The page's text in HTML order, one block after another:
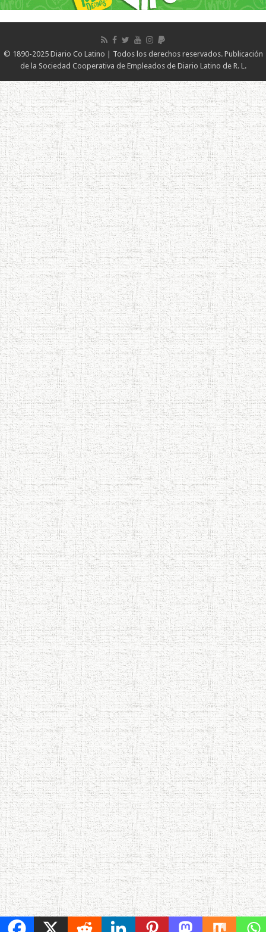
© 1890-2025 Diario Co Latino | Todos los derechos reservados. Publicación
de la Sociedad Cooperativa de Empleados de Diario Latino de R. L.